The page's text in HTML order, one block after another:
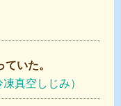
いた。
真空しじみ）